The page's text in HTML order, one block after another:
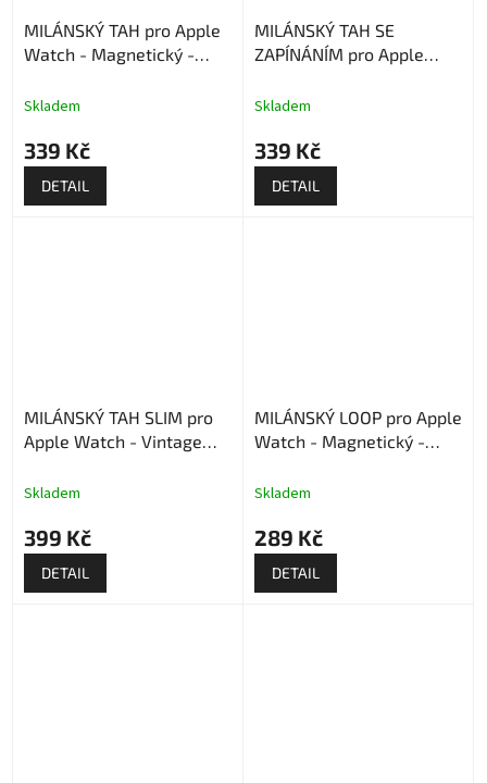
MILÁNSKÝ TAH pro Apple
Watch - Magnetický -
Skladem
339 Kč
DETAIL
MILÁNSKÝ TAH SE
ZAPÍNÁNÍM pro Apple
Skladem
339 Kč
DETAIL
MILÁNSKÝ TAH SLIM pro
Apple Watch - Vintage
Skladem
399 Kč
DETAIL
MILÁNSKÝ LOOP pro Apple
Watch - Magnetický -
Skladem
289 Kč
DETAIL